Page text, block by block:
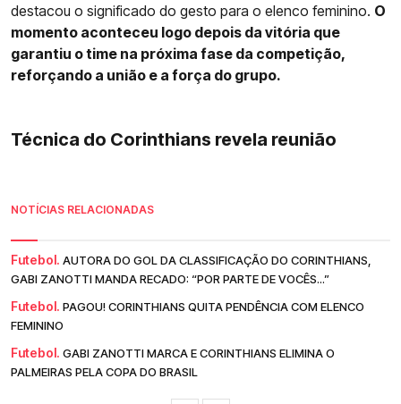
destacou o significado do gesto para o elenco feminino. O
momento aconteceu logo depois da vitória que
garantiu o time na próxima fase da competição,
reforçando a união e a força do grupo.
Técnica do Corinthians revela reunião
NOTÍCIAS RELACIONADAS
Futebol. AUTORA DO GOL DA CLASSIFICAÇÃO DO CORINTHIANS,
GABI ZANOTTI MANDA RECADO: “POR PARTE DE VOCÊS...”
Futebol. PAGOU! CORINTHIANS QUITA PENDÊNCIA COM ELENCO
FEMININO
Futebol. GABI ZANOTTI MARCA E CORINTHIANS ELIMINA O
PALMEIRAS PELA COPA DO BRASIL